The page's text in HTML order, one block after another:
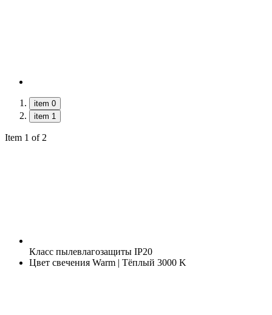
item 0
item 1
Item 1 of 2
Класс пылевлагозащиты IP20
Цвет свечения Warm | Тёплый 3000 K